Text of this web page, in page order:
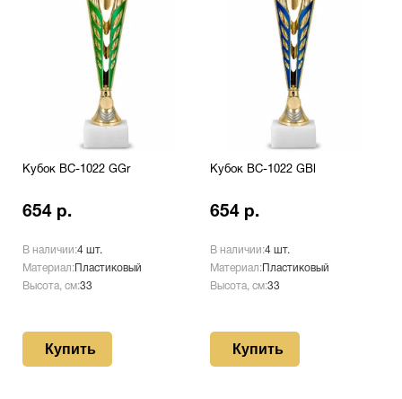
Кубок BC-1022 GGr
654 р.
В наличии:4 шт.
Материал: Пластиковый
Высота, см:33
Купить
Кубок BC-1022 GBl
654 р.
В наличии:4 шт.
Материал: Пластиковый
Высота, см:33
Купить